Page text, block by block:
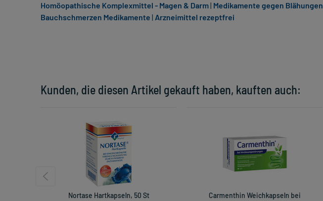
Kunden, die diesen Artikel gekauft haben, kauften auch:
Nortase Hartkapseln, 50 St
Carmenthin Weichkapseln bei
Homöopathische Komplexmittel - Magen & Darm| Medikamente gegen Blähungen
Bauchschmerzen Medikamente | Arzneimittel rezeptfrei